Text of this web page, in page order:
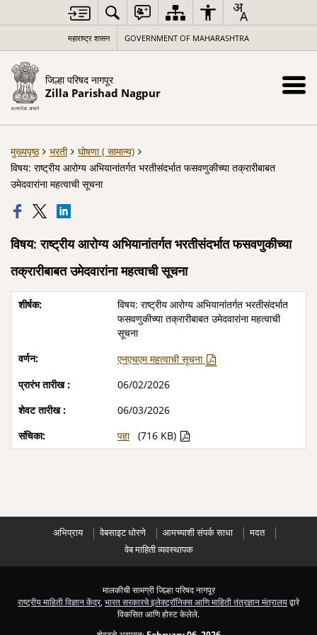
महाराष्ट्र शासन GOVERNMENT OF MAHARASHTRA
जिल्हा परिषद नागपूर
Zilla Parishad Nagpur
मुख्यपृष्ठ भरती
घोषणा ( सामान्य)
विषय: राष्ट्रीय आरोग्य अभियानांतर्गत भरतीसंदर्भात फसवणुकीच्या तक्रारीबाबत
उमेदवारांना महत्वाची सूचना
विषय: राष्ट्रीय आरोग्य अभियानांतर्गत भरतीसंदर्भात फसवणुकीच्या
तक्रारीबाबत उमेदवारांना महत्वाची सूचना
विषय: राष्ट्रीय आरोग्य अभियानांतर्गत भरतीसंदर्भात
फसवणुकीच्या तक्रारीबाबत उमेदवारांना महत्वाची
सूचना
एनएचएम महत्वाची सूचना
06/02/2026
06/03/2026
पहा
(716 KB)
अभिप्राय वेबसाइट धोरणे आमच्याशी संपर्क साधा
मदत
वेब माहिती व्यवस्थापक
मालकीची सामग्री जिल्हा परिषद नागपूर
राष्ट्रीय माहिती विज्ञान केंद्र, भारत सरकारचे इलेक्ट्रॉनिक्स आणि माहिती तंत्रज्ञान मंत्रालयद्वारे
विकसित आणि होस्ट केलेले.